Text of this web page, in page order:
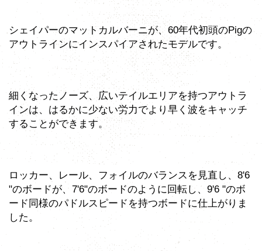
シェイパーのマットカルバーニが、60年代初頭のPigの
アウトラインにインスパイアされたモデルです。
細くなったノーズ、広いテイルエリアを持つアウトラ
インは、はるかに少ない労力でより早く波をキャッチ
することができます。
ロッカー、レール、フォイルのバランスを見直し、8'6
"のボードが、7'6"のボードのように回転し、9'6 "のボ
ード同様のパドルスピードを持つボードに仕上がりま
した。